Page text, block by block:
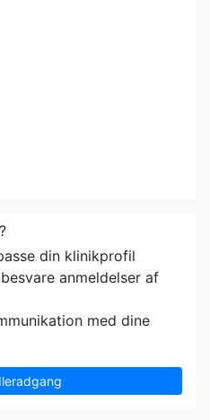
din klinikprofil
anmeldelser af
med dine